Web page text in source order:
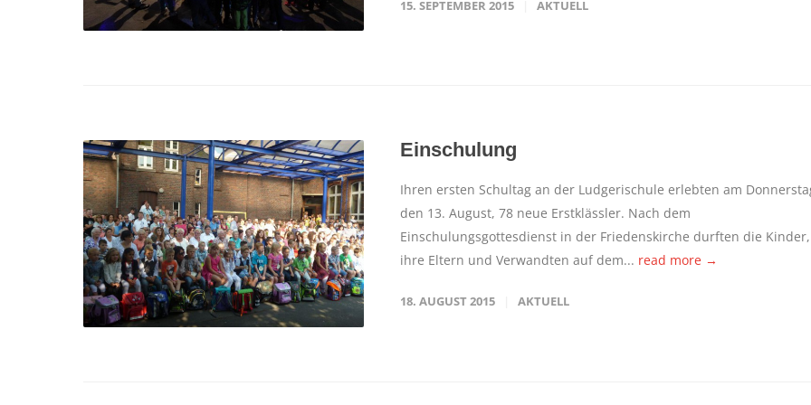
15. SEPTEMBER 2015 AKTUELL
Einschulung
Ihren ersten Schultag an der Ludgerischule erlebten am
den 13. August, 78 neue Erstklässler. Nach dem
Einschulungsgottesdienst in der Friedenskirche durften die Kinder,
ihre Eltern und Verwandten auf dem... read more →
18. AUGUST 2015 AKTUELL